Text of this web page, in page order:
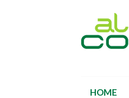
HOME